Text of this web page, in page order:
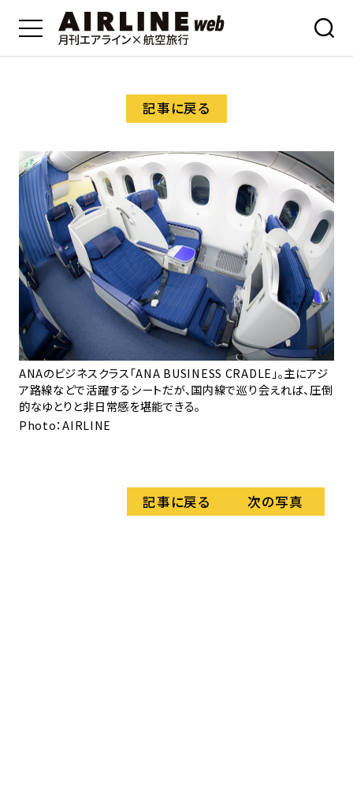
記事に戻る
ANAのビジネスクラス「ANA BUSINESS CRADLE」。主にアジ
ア路線などで活躍するシートだが、国内線で巡り会えれば、圧倒
的なゆとりと非日常感を堪能できる。
Photo：AIRLINE
記事に戻る 次の写真